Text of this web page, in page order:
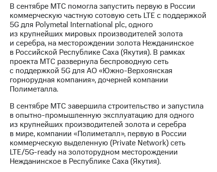
В сентябре МТС помогла запустить первую в России
коммерческую частную сотовую сеть LTE с поддержкой
5G для Polymetal International plc, одного
из крупнейших мировых производителей золота
и серебра, на месторождении золота Нежданинское
в Российской Республике Саха (Якутия). В рамках
проекта МТС развернула беспроводную сеть
с поддержкой 5G для АО «Южно-Верхоянская
горнорудная компания», дочерней компании
Полиметалла.
В сентябре МТС завершила строительство и запустила
в опытно-промышленную эксплуатацию для одного
из крупнейших производителей золота и серебра
в мире, компании «Полиметалл», первую в России
коммерческую выделенную (Private Network) сеть
LTE/5G-ready на золоторудном месторождении
Нежданинское в Республике Саха (Якутия).